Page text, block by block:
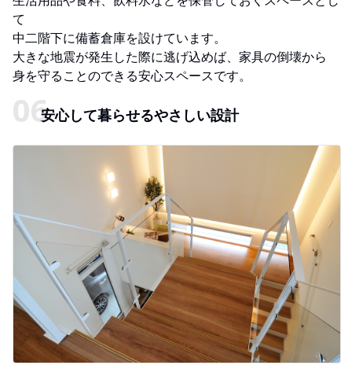
て
中二階下に備蓄倉庫を設けています。
大きな地震が発生した際に逃げ込めば、家具の倒壊から
身を守ることのできる安心スペースです。
安心して暮らせるやさしい設計